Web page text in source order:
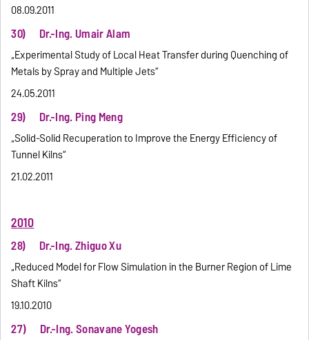
08.09.2011
30) Dr.-Ing. Umair Alam
„Experimental Study of Local Heat Transfer during Quenching of
Metals by Spray and Multiple Jets“
24.05.2011
29) Dr.-Ing. Ping Meng
„Solid-Solid Recuperation to Improve the Energy Efficiency of
Tunnel Kilns“
21.02.2011
2010
28) Dr.-Ing. Zhiguo Xu
„Reduced Model for Flow Simulation in the Burner Region of Lime
Shaft Kilns“
19.10.2010
27) Dr.-Ing. Sonavane Yogesh